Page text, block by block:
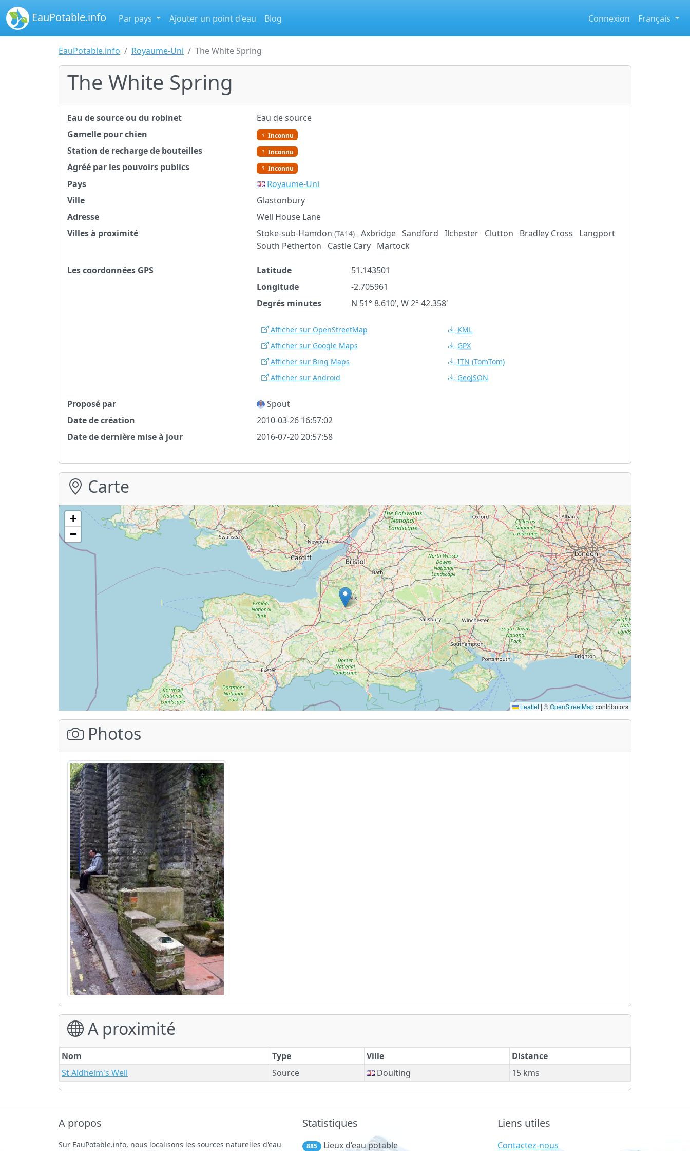
EauPotable.info Par pays Ajouter un point d'eau Blog Connexion Français
EauPotable.info Royaume-Uni The White Spring
The White Spring
Eau de source ou du robinet
Eau de source
Gamelle pour chien
Inconnu
Station de recharge de bouteilles Inconnu
Agréé par les pouvoirs publics Inconnu
Pays
Royaume-Uni
Ville
Glastonbury
Adresse
Well House Lane
Villes à proximité
Stoke-sub-Hamdon (TA14) Axbridge Sandford Ilchester Clutton Bradley Cross
Langport
South Petherton
Castle Cary Martock
Les coordonnées GPS Latitude
51.143501
Longitude
-2.705961
Degrés minutes
N 51° 8.610', W 2° 42.358'
Afficher sur OpenStreetMap
Afficher sur Google Maps
Afficher sur Bing Maps
Afficher sur Android
KML
GPX
ITN (TomTom)
GeoJSON
Proposé par
Spout
Date de création
2010-03-26 16:57:02
Date de dernière mise à jour
2016-07-20 20:57:58
Carte
+
−
Leaflet | ©OpenStreetMapcontributors
Photos
A proximité
Nom Type Ville
Distance
St Aldhelm's Well
Source Doulting 15 kms
A propos
Sur EauPotable.info, nous localisons les sources naturelles d'eau
Statistiques
885 Lieux d’eau potable
Liens utiles
Contactez-nous